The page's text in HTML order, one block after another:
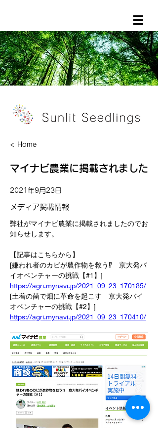
< Home
マイナビ農業に掲載されました
2021年9月23日
メディア掲載情報
弊社がマイナビ農業に掲載されましたのでお
知らせします。
【記事はこちらから】
[嫌われ者のカビが農作物を救う⁉　京大発バ
イオベンチャーの挑戦【#1】]
https://agri.mynavi.jp/2021_09_23_170185/
[土着の菌で畑に革命を起こす　京大発バイ
オベンチャーの挑戦【#2】]
https://agri.mynavi.jp/2021_09_23_170410/